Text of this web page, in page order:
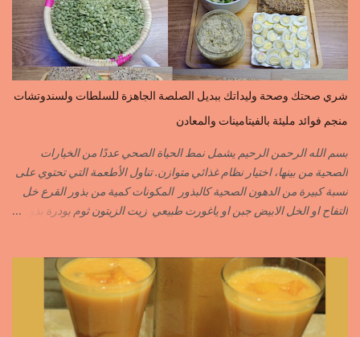
جنجلان=grains de sésame الكبابة=cubèbe=piment de jamaique
بسيبيسة=macis الكوزة الصحراوية=maniguette عرق السوس=reglisse
لسان الطير=fruit de frène النافع نجيمات=badiane ظهر فلفل=poivre
long الفلفلة الحلوة……………PIMENT DOUX الفلفلة الحارة……………
PIMENT PIQUANT,FORT. سكين جبير……………….GINGEMBRE
القرفة……………………..CANNELLE الكمون…………………….CUMIN الفلفلة
الابزار………………………POIVRE راس الحانوت …………. RASS EL HANOUT
C’EST L ...
شري صحتك وصحة وليداتك ببديل الصلصة الجاهزة للسلطات ولسندوتشات
منجم فوائد مليئة بالفيتامينات والمعادن
بسم الله الرحمن الرحيم يشمل نمط الحياة الصحي عددًا من الخيارات
الصحية من بينها، اختيار نظام غذائي متوازن. تناول الأطعمة التي تحتوي على
نسبة كبيرة من الدهون الصحية كالبذور المكونات كمية من بذور القرع خل
التفاح او الخل الابيض جبن او ياغورت طبيعي زيت الزيتون ثوم بودرة بذور
si=EjD0K3Lgs58txUgM